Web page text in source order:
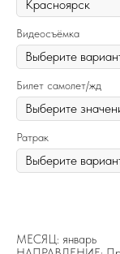
Видеосъёмка
Билет самолет/жд
Ратрак
МЕСЯЦ: январь